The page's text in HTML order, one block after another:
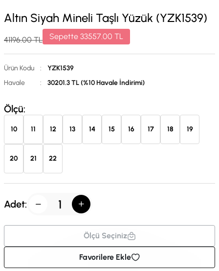
Altın Siyah Mineli Taşlı Yüzük (YZK1539)
41196.00TL Sepette 33557.00 TL
Ürün Kodu :
YZK1539
Havale
: 30201.3 TL (%10 Havale İndirimi)
Ölçü:
10 11 12 13 14 15 16 17 18 19
20 21 22
Adet:
Ölçü Seçiniz
Favorilere Ekle